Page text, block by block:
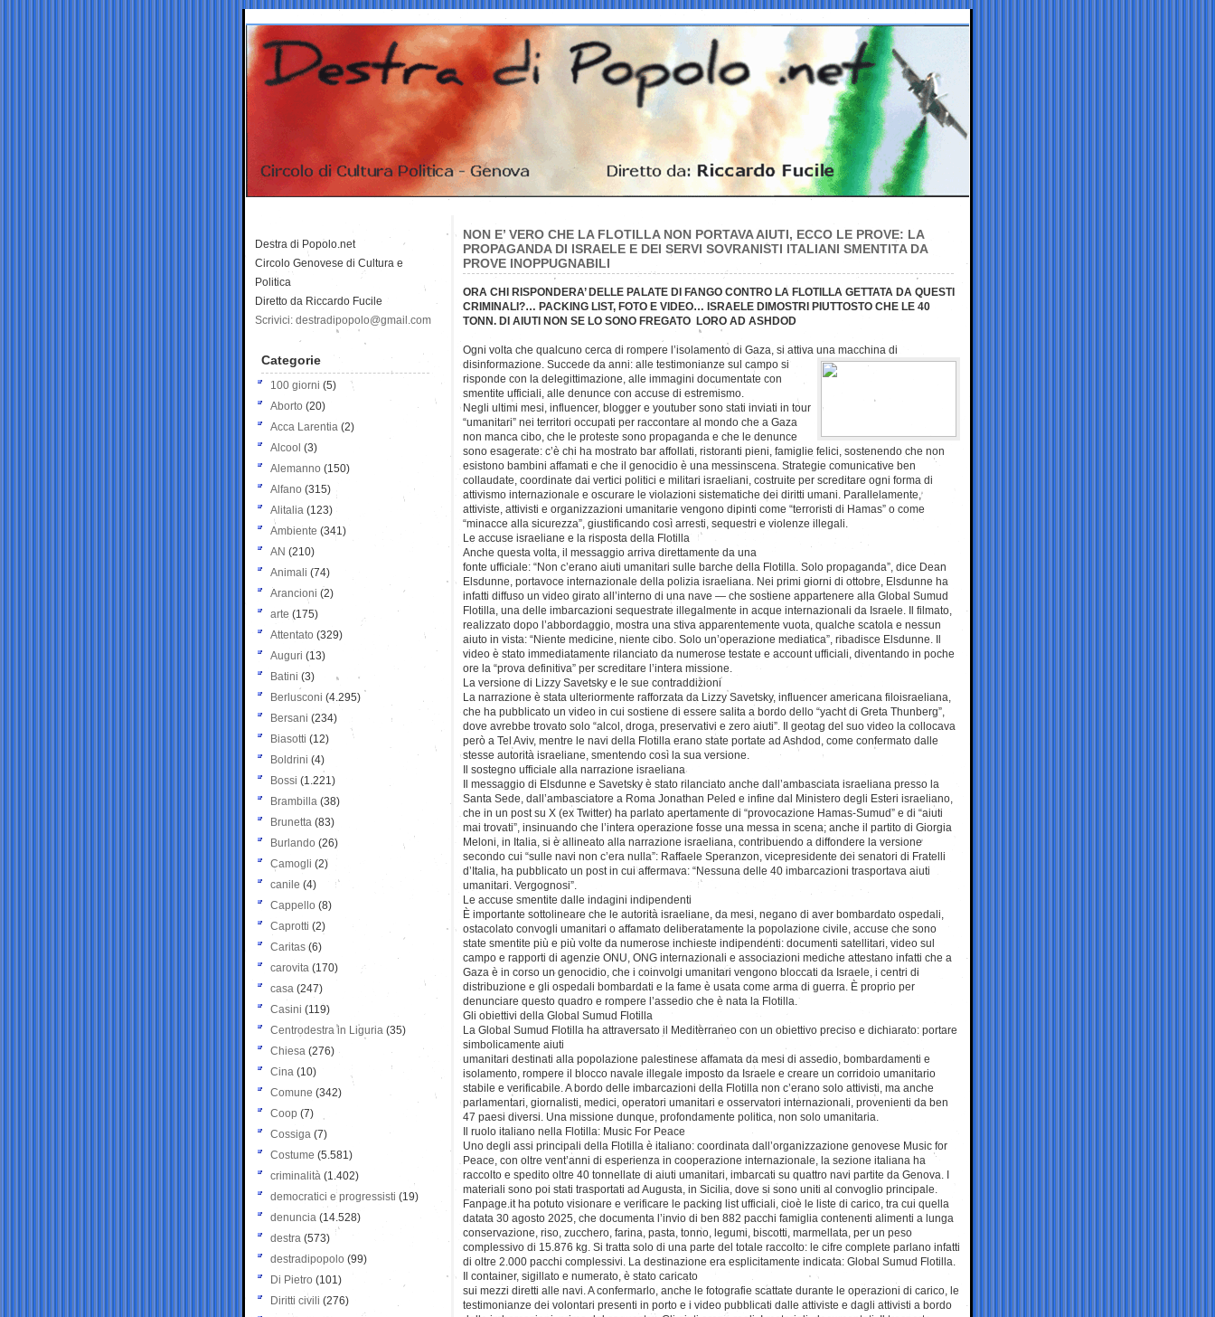
NON E’ VERO CHE LA FLOTILLA NON PORTAVA AIUTI, ECCO LE PROVE: LA
PROPAGANDA DI ISRAELE E DEI SERVI SOVRANISTI ITALIANI SMENTITA DA
PROVE INOPPUGNABILI
ORA CHI RISPONDERA’ DELLE PALATE DI FANGO CONTRO LA FLOTILLA GETTATA DA QUESTI
CRIMINALI?… PACKING LIST, FOTO E VIDEO… ISRAELE DIMOSTRI PIUTTOSTO CHE LE 40
TONN. DI AIUTI NON SE LO SONO FREGATO LORO AD ASHDOD
Ogni volta che qualcuno cerca di rompere l’isolamento di Gaza, si attiva una macchina di
disinformazione. Succede da anni: alle testimonianze sul campo si
risponde con la delegittimazione, alle immagini documentate con
smentite ufficiali, alle denunce con accuse di estremismo.
Negli ultimi mesi, influencer, blogger e youtuber sono stati inviati in tour
“umanitari” nei territori occupati per raccontare al mondo che a Gaza
non manca cibo, che le proteste sono propaganda e che le denunce
sono esagerate: c’è chi ha mostrato bar affollati, ristoranti pieni, famiglie felici, sostenendo che non
esistono bambini affamati e che il genocidio è una messinscena. Strategie comunicative ben
collaudate, coordinate dai vertici politici e militari israeliani, costruite per screditare ogni forma di
attivismo internazionale e oscurare le violazioni sistematiche dei diritti umani. Parallelamente,
attiviste, attivisti e organizzazioni umanitarie vengono dipinti come “terroristi di Hamas” o come
“minacce alla sicurezza”, giustificando così arresti, sequestri e violenze illegali.
Le accuse israeliane e la risposta della Flotilla
Anche questa volta, il messaggio arriva direttamente da una
fonte ufficiale: “Non c’erano aiuti umanitari sulle barche della Flotilla. Solo propaganda”, dice Dean
Elsdunne, portavoce internazionale della polizia israeliana. Nei primi giorni di ottobre, Elsdunne ha
infatti diffuso un video girato all’interno di una nave — che sostiene appartenere alla Global Sumud
Flotilla, una delle imbarcazioni sequestrate illegalmente in acque internazionali da Israele. Il filmato,
realizzato dopo l’abbordaggio, mostra una stiva apparentemente vuota, qualche scatola e nessun
aiuto in vista: “Niente medicine, niente cibo. Solo un’operazione mediatica”, ribadisce Elsdunne. Il
video è stato immediatamente rilanciato da numerose testate e account ufficiali, diventando in poche
ore la “prova definitiva” per screditare l’intera missione.
La versione di Lizzy Savetsky e le sue contraddizioni
La narrazione è stata ulteriormente rafforzata da Lizzy Savetsky, influencer americana filoisraeliana,
che ha pubblicato un video in cui sostiene di essere salita a bordo dello “yacht di Greta Thunberg”,
dove avrebbe trovato solo “alcol, droga, preservativi e zero aiuti”. Il geotag del suo video la collocava
però a Tel Aviv, mentre le navi della Flotilla erano state portate ad Ashdod, come confermato dalle
stesse autorità israeliane, smentendo così la sua versione.
Il sostegno ufficiale alla narrazione israeliana
Il messaggio di Elsdunne e Savetsky è stato rilanciato anche dall’ambasciata israeliana presso la
Santa Sede, dall’ambasciatore a Roma Jonathan Peled e infine dal Ministero degli Esteri israeliano,
che in un post su X (ex Twitter) ha parlato apertamente di “provocazione Hamas-Sumud” e di “aiuti
mai trovati”, insinuando che l’intera operazione fosse una messa in scena; anche il partito di Giorgia
Meloni, in Italia, si è allineato alla narrazione israeliana, contribuendo a diffondere la versione
secondo cui “sulle navi non c’era nulla”: Raffaele Speranzon, vicepresidente dei senatori di Fratelli
d’Italia, ha pubblicato un post in cui affermava: “Nessuna delle 40 imbarcazioni trasportava aiuti
umanitari. Vergognosi”.
Le accuse smentite dalle indagini indipendenti
È importante sottolineare che le autorità israeliane, da mesi, negano di aver bombardato ospedali,
ostacolato convogli umanitari o affamato deliberatamente la popolazione civile, accuse che sono
state smentite più e più volte da numerose inchieste indipendenti: documenti satellitari, video sul
campo e rapporti di agenzie ONU, ONG internazionali e associazioni mediche attestano infatti che a
Gaza è in corso un genocidio, che i coinvolgi umanitari vengono bloccati da Israele, i centri di
distribuzione e gli ospedali bombardati e la fame è usata come arma di guerra. È proprio per
denunciare questo quadro e rompere l’assedio che è nata la Flotilla.
Gli obiettivi della Global Sumud Flotilla
La Global Sumud Flotilla ha attraversato il Mediterraneo con un obiettivo preciso e dichiarato: portare
simbolicamente aiuti
umanitari destinati alla popolazione palestinese affamata da mesi di assedio, bombardamenti e
isolamento, rompere il blocco navale illegale imposto da Israele e creare un corridoio umanitario
stabile e verificabile. A bordo delle imbarcazioni della Flotilla non c’erano solo attivisti, ma anche
parlamentari, giornalisti, medici, operatori umanitari e osservatori internazionali, provenienti da ben
47 paesi diversi. Una missione dunque, profondamente politica, non solo umanitaria.
Il ruolo italiano nella Flotilla: Music For Peace
Uno degli assi principali della Flotilla è italiano: coordinata dall’organizzazione genovese Music for
Peace, con oltre vent’anni di esperienza in cooperazione internazionale, la sezione italiana ha
raccolto e spedito oltre 40 tonnellate di aiuti umanitari, imbarcati su quattro navi partite da Genova. I
materiali sono poi stati trasportati ad Augusta, in Sicilia, dove si sono uniti al convoglio principale.
Fanpage.it ha potuto visionare e verificare le packing list ufficiali, cioè le liste di carico, tra cui quella
datata 30 agosto 2025, che documenta l’invio di ben 882 pacchi famiglia contenenti alimenti a lunga
conservazione, riso, zucchero, farina, pasta, tonno, legumi, biscotti, marmellata, per un peso
complessivo di 15.876 kg. Si tratta solo di una parte del totale raccolto: le cifre complete parlano infatti
di oltre 2.000 pacchi complessivi. La destinazione era esplicitamente indicata: Global Sumud Flotilla.
Il container, sigillato e numerato, è stato caricato
sui mezzi diretti alle navi. A confermarlo, anche le fotografie scattate durante le operazioni di carico, le
testimonianze dei volontari presenti in porto e i video pubblicati dalle attiviste e dagli attivisti a bordo
Destra di Popolo.net
Circolo Genovese di Cultura e
Politica
Diretto da Riccardo Fucile
Scrivici: destradipopolo@gmail.com
Categorie
100 giorni (5)
Aborto (20)
Acca Larentia (2)
Alcool (3)
Alemanno (150)
Alfano (315)
Alitalia (123)
Ambiente (341)
AN (210)
Animali (74)
Arancioni (2)
arte (175)
Attentato (329)
Auguri (13)
Batini (3)
Berlusconi (4.295)
Bersani (234)
Biasotti (12)
Boldrini (4)
Bossi (1.221)
Brambilla (38)
Brunetta (83)
Burlando (26)
Camogli (2)
canile (4)
Cappello (8)
Caprotti (2)
Caritas (6)
carovita (170)
casa (247)
Casini (119)
Centrodestra in Liguria (35)
Chiesa (276)
Cina (10)
Comune (342)
Coop (7)
Cossiga (7)
Costume (5.581)
criminalità (1.402)
democratici e progressisti (19)
denuncia (14.528)
destra (573)
destradipopolo (99)
Di Pietro (101)
Diritti civili (276)